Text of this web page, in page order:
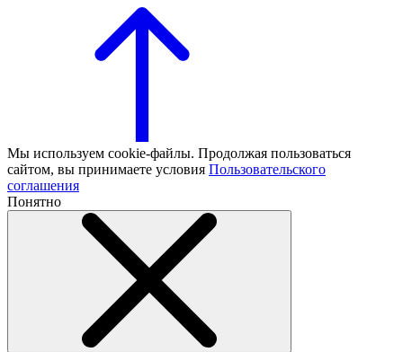
Мы используем cookie-файлы. Продолжая пользоваться
сайтом, вы принимаете условия Пользовательского
соглашения
Понятно